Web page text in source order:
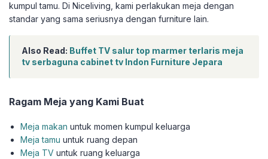
kumpul tamu. Di Niceliving, kami perlakukan meja dengan
standar yang sama seriusnya dengan furniture lain.
Also Read: Buffet TV salur top marmer terlaris meja
tv serbaguna cabinet tv Indon Furniture Jepara
Ragam Meja yang Kami Buat
Meja makan untuk momen kumpul keluarga
Meja tamu untuk ruang depan
Meja TV untuk ruang keluarga